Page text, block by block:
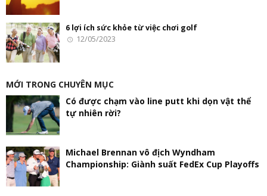
6 lợi ích sức khỏe từ việc chơi golf
12/05/2023
MỚI TRONG CHUYÊN MỤC
Có được chạm vào line putt khi dọn vật thể
tự nhiên rời?
Michael Brennan vô địch Wyndham
Championship: Giành suất FedEx Cup Playoffs